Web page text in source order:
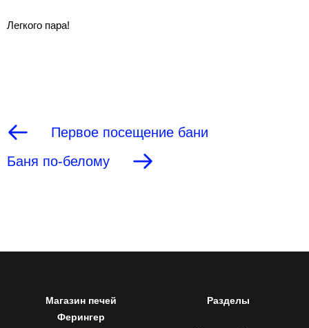
Легкого пара!
Первое посещение бани
Баня по-белому
Магазин печей
Ферингер
Разделы